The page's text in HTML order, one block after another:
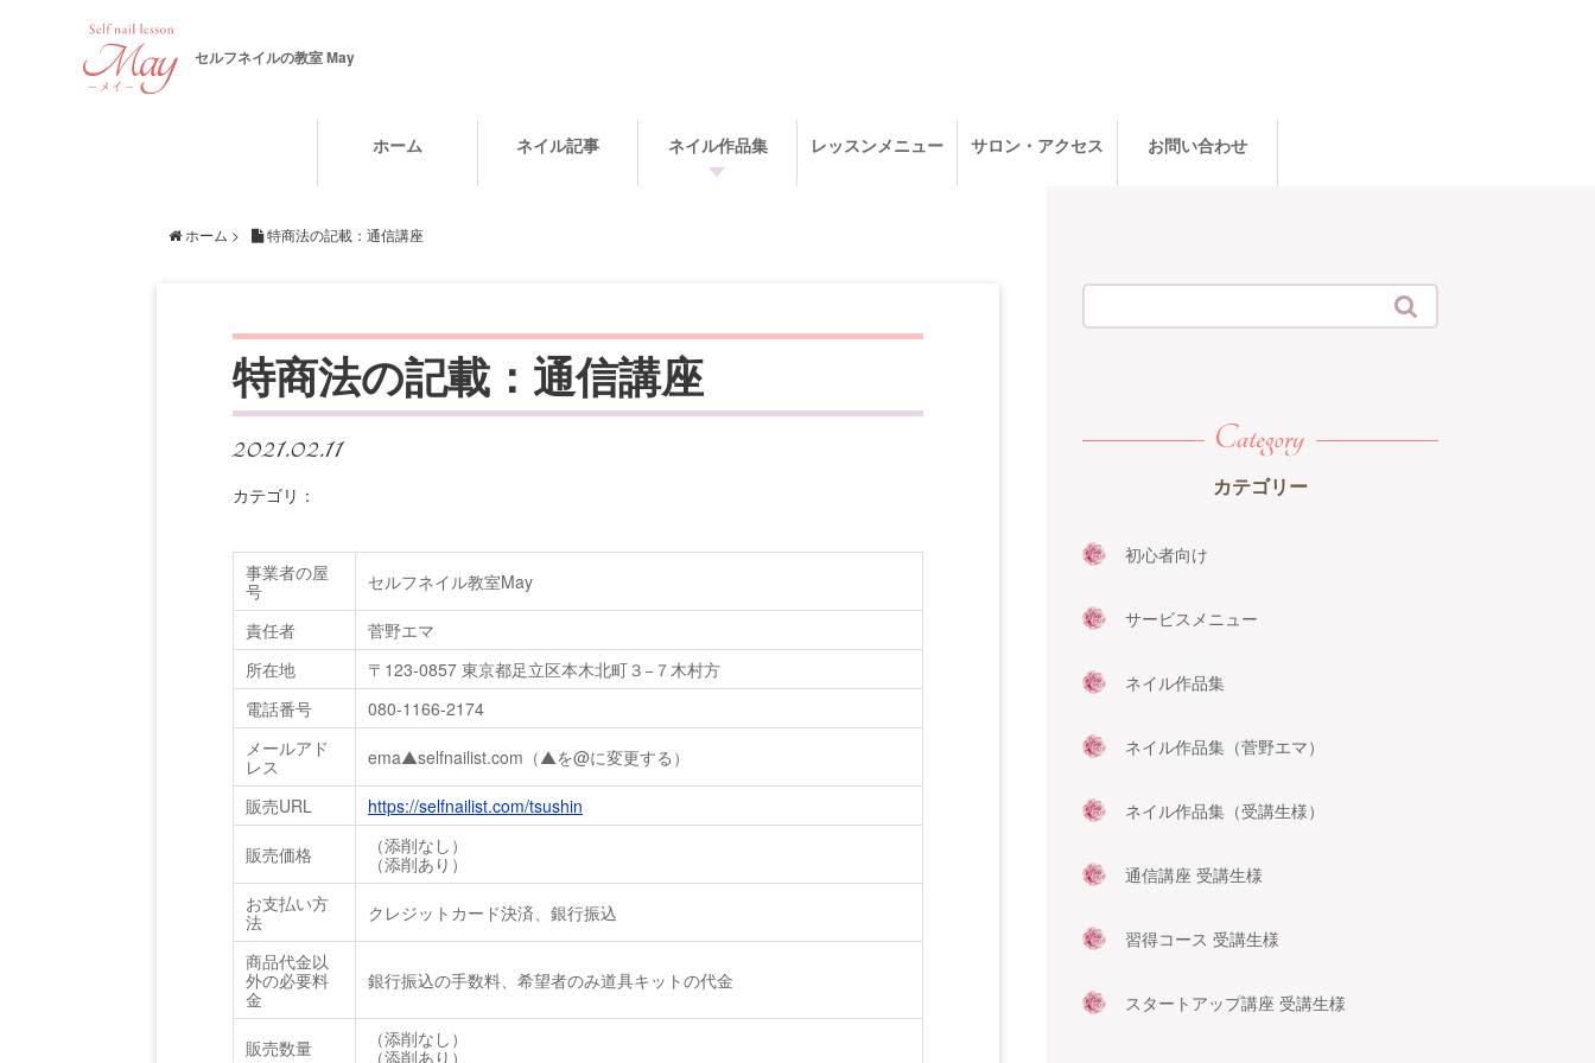
セルフネイルの教室 May
ホーム ネイル記事 ネイル作品集 レッスンメニュー サロン・アクセス お問い合わせ
ホーム > 特商法の記載：通信講座
特商法の記載：通信講座
2021.02.11
カテゴリ：
事業者の屋
号
セルフネイル教室May
責任者
菅野エマ
所在地
〒123-0857 東京都足立区本木北町３−７木村方
電話番号
080-1166-2174
メールアド
レス
ema▲selfnailist.com（▲を@に変更する）
販売URL https://selfnailist.com/tsushin
販売価格
（添削なし）
（添削あり）
お支払い方
法
クレジットカード決済、銀行振込
商品代金以
外の必要料
金
銀行振込の手数料、希望者のみ道具キットの代金
販売数量
（添削なし）
（添削あり）

カテゴリー
初心者向け
サービスメニュー
ネイル作品集
ネイル作品集（菅野エマ）
ネイル作品集（受講生様）
通信講座 受講生様
習得コース 受講生様
スタートアップ講座 受講生様